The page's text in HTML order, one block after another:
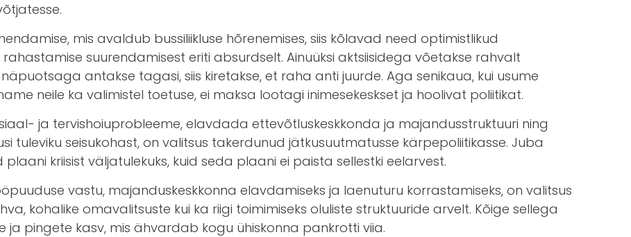
mis avaldub bussiliikluse hõrenemises, siis kõlavad need optimistlikud
suurendamisest eriti absurdselt. Ainuüksi aktsiisidega võetakse rahvalt
antakse tagasi, siis kiretakse, et raha anti juurde. Aga senikaua, kui usume
neile ka valimistel toetuse, ei maksa lootagi inimesekeskset ja hoolivat poliitikat.
ja tervishoiuprobleeme, elavdada ettevõtluskeskkonda ja majandusstruktuuri ning
tuleviku seisukohast, on valitsus takerdunud jätkusuutmatusse kärpepoliitikasse. Juba
kriisist väljatulekuks, kuid seda plaani ei paista sellestki eelarvest.
vastu, majanduskeskkonna elavdamiseks ja laenuturu korrastamiseks, on valitsus
kohalike omavalitsuste kui ka riigi toimimiseks oluliste struktuuride arvelt. Kõige sellega
ja pingete kasv, mis ähvardab kogu ühiskonna pankrotti viia.